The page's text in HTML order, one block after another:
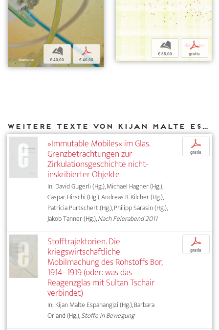
b
€ 40,00
p
€ 40,00
b
€ 35,00
p
gratis
Weitere Texte von Kijan Malte Espahangizi bei DIAPHANES
»Immutable Mobiles« im Glas.
Grenzbetrachtungen zur
Zirkulationsgeschichte nicht-
inskribierter Objekte
In: David Gugerli (Hg.), Michael Hagner (Hg.),
Caspar Hirschi (Hg.), Andreas B. Kilcher (Hg.),
Patricia Purtschert (Hg.), Philipp Sarasin (Hg.),
Jakob Tanner (Hg.),Nach Feierabend 2011
p
gratis
Stofftrajektorien. Die
kriegswirtschaftliche
Mobilmachung des Rohstoffs Bor,
1914–1919 (oder: was das
Reagenzglas mit Sultan Tschair
verbindet)
In: Kijan Malte Espahangizi (Hg.), Barbara
Orland (Hg.),Stoffe in Bewegung
p
gratis